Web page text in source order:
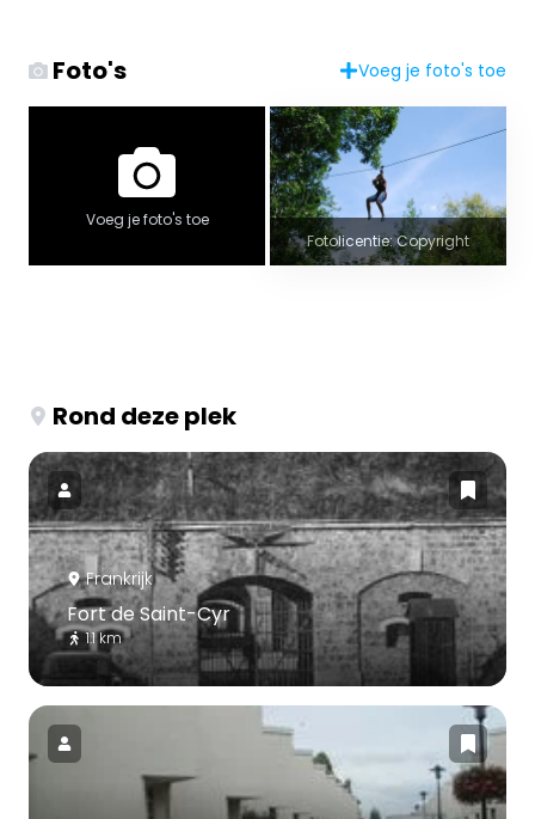
Foto's Voeg je foto's toe
Voeg je foto's toe
Fotolicentie: Copyright
Rond deze plek
Frankrijk
Fort de Saint-Cyr
1.1 km